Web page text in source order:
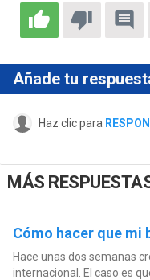
Añade tu
Haz clic para
MÁS
Cómo hacer que mi
Hace unas dos semanas
internacional. El caso es